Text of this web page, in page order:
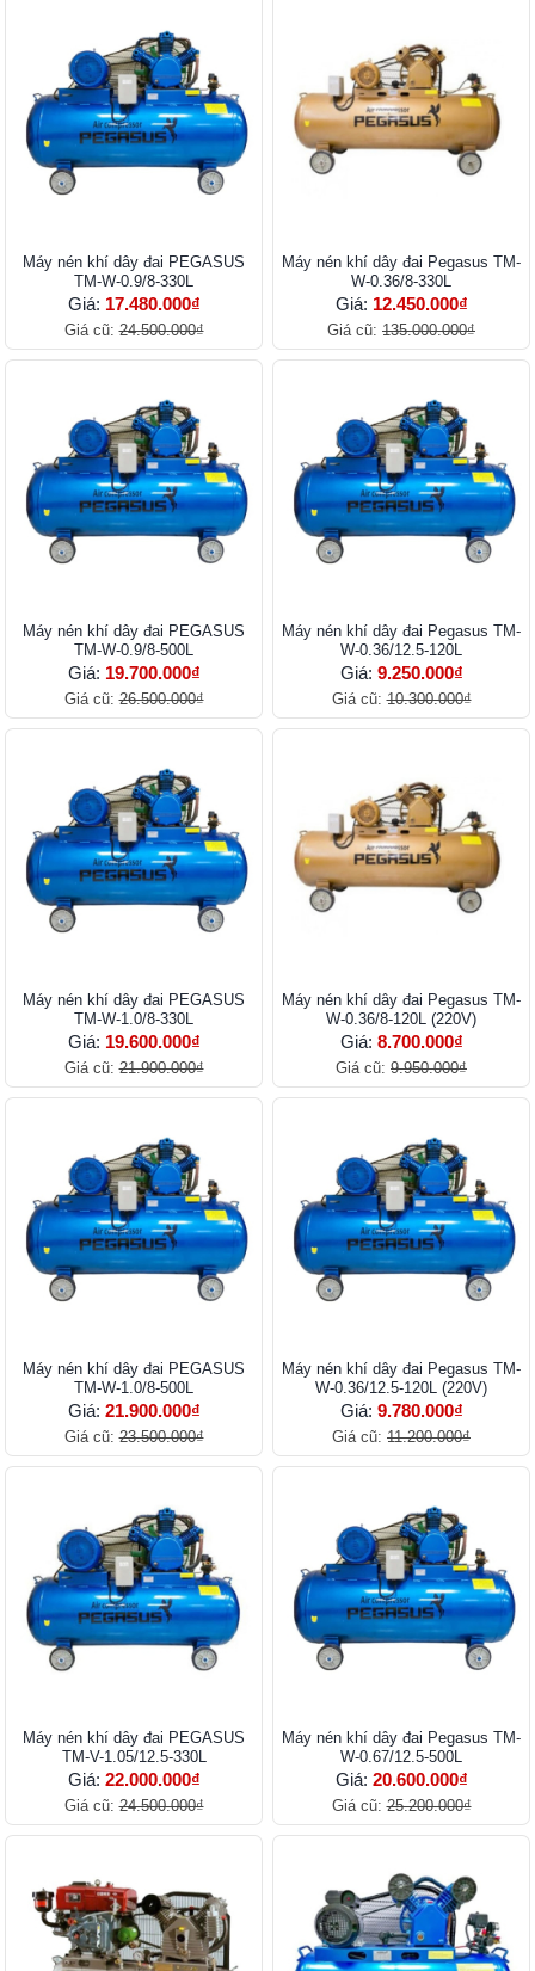
Máy nén khí dây đai PEGASUS
TM-W-0.9/8-330L
Giá: 17.480.000₫
Giá cũ:24.500.000₫
Máy nén khí dây đai Pegasus TM-
W-0.36/8-330L
Giá: 12.450.000₫
Giá cũ: 135.000.000₫
Máy nén khí dây đai PEGASUS
TM-W-0.9/8-500L
Giá: 19.700.000₫
Giá cũ:26.500.000₫
Máy nén khí dây đai Pegasus TM-
W-0.36/12.5-120L
Giá: 9.250.000₫
Giá cũ:10.300.000₫
Máy nén khí dây đai PEGASUS
TM-W-1.0/8-330L
Giá: 19.600.000₫
Giá cũ:21.900.000₫
Máy nén khí dây đai Pegasus TM-
W-0.36/8-120L (220V)
Giá: 8.700.000₫
Giá cũ: 9.950.000₫
Máy nén khí dây đai PEGASUS
TM-W-1.0/8-500L
Giá: 21.900.000₫
Giá cũ:23.500.000₫
Máy nén khí dây đai Pegasus TM-
W-0.36/12.5-120L (220V)
Giá: 9.780.000₫
Giá cũ: 11.200.000₫
Máy nén khí dây đai PEGASUS
TM-V-1.05/12.5-330L
Giá: 22.000.000₫
Giá cũ:24.500.000₫
Máy nén khí dây đai Pegasus TM-
W-0.67/12.5-500L
Giá: 20.600.000₫
Giá cũ:25.200.000₫